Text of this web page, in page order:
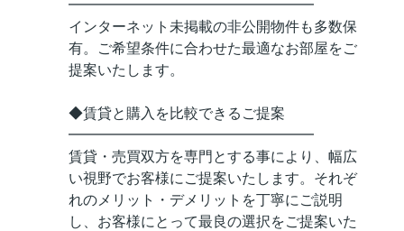
━━━━━━━━━━━━━━━━━
インターネット未掲載の非公開物件も多数保
有。ご希望条件に合わせた最適なお部屋をご
提案いたします。
◆賃貸と購入を比較できるご提案
━━━━━━━━━━━━━━━━━
賃貸・売買双方を専門とする事により、幅広
い視野でお客様にご提案いたします。それぞ
れのメリット・デメリットを丁寧にご説明
し、お客様にとって最良の選択をご提案いた